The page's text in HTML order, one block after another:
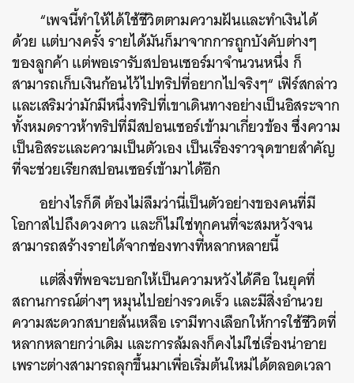
“เพจนี้ทำให้ได้ใช้ชีวิตตามความฝันและทำเงินได้
ด้วย แต่บางครั้ง รายได้มันก็มาจากการถูกบังคับต่างๆ
ของลูกค้า แต่พอเรารับสปอนเซอร์มาจำนวนหนึ่ง ก็
สามารถเก็บเงินก้อนไว้ไปทริปที่อยากไปจริงๆ“ เฟิร์สกล่าว
และเสริมว่ามักมีหนึ่งทริปที่เขาเดินทางอย่างเป็นอิสระจาก
ทั้งหมดราวห้าทริปที่มีสปอนเซอร์เข้ามาเกี่ยวข้อง ซึ่งความ
เป็นอิสระและความเป็นตัวเอง เป็นเรื่องราวจุดขายสำคัญ
ที่จะช่วยเรียกสปอนเซอร์เข้ามาได้อีก
อย่างไรก็ดี ต้องไม่ลืมว่านี่เป็นตัวอย่างของคนที่มี
โอกาสไปถึงดวงดาว และก็ไม่ใช่ทุกคนที่จะสมหวังจน
สามารถสร้างรายได้จากช่องทางที่หลากหลายนี้
แต่สิ่งที่พอจะบอกให้เป็นความหวังได้คือ ในยุคที่
สถานการณ์ต่างๆ หมุนไปอย่างรวดเร็ว และมีสิ่งอำนวย
ความสะดวกสบายล้นเหลือ เรามีทางเลือกให้การใช้ชีวิตที่
หลากหลายกว่าเดิม และการล้มลงก็คงไม่ใช่เรื่องน่าอาย
เพราะต่างสามารถลุกขึ้นมาเพื่อเริ่มต้นใหม่ได้ตลอดเวลา